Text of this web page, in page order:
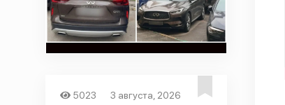
5023
3 августа, 2026